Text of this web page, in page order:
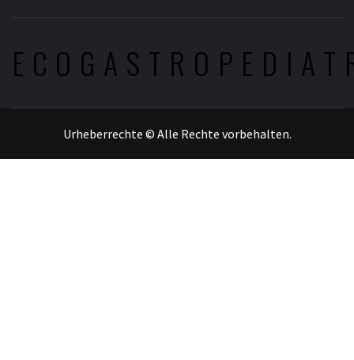
Urheberrechte © Alle Rechte vorbehalten.